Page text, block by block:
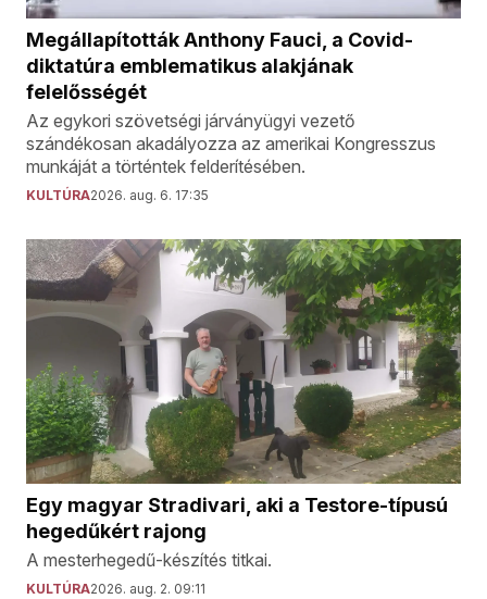
Megállapították Anthony Fauci, a Covid-
diktatúra emblematikus alakjának
felelősségét
Az egykori szövetségi járványügyi vezető
szándékosan akadályozza az amerikai Kongresszus
munkáját a történtek felderítésében.
KULTÚRA2026. aug. 6. 17:35
Egy magyar Stradivari, aki a Testore-típusú
hegedűkért rajong
A mesterhegedű-készítés titkai.
KULTÚRA2026. aug. 2. 09:11